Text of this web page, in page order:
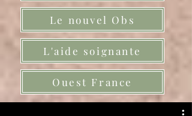
Le nouvel Obs
L'aide soignante
Ouest France